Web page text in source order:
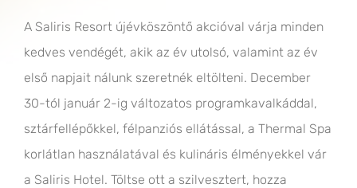
A Saliris Resort újévköszöntő akcióval várja minden
kedves vendégét, akik az év utolsó, valamint az év
első napjait nálunk szeretnék eltölteni. December
30-tól január 2-ig változatos programkavalkáddal,
sztárfellépőkkel, félpanziós ellátással, a Thermal Spa
korlátlan használatával és kulináris élményekkel vár
a Saliris Hotel. Töltse ott a szilvesztert, hozza